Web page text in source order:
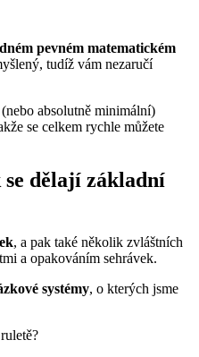
pevném matematickém
tudíž vám nezaručí
absolutně minimální)
se celkem rychle můžete
dělají základní
, a pak také několik zvláštních
a opakováním sehrávek.
systémy, o kterých jsme